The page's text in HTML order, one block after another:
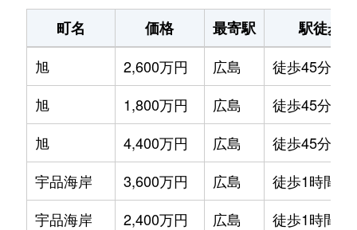
町名 価格 最寄駅
駅徒歩
旭
2,600万円 広島
徒歩45分
旭
1,800万円 広島
徒歩45分
旭
4,400万円 広島
徒歩45分
宇品海岸
3,600万円 広島
徒歩1時間
宇品海岸
2,400万円 広島
徒歩1時間